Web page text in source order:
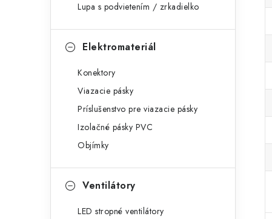
Lupa s podvietením / zrkadielko
Elektromateriál
Konektory
Viazacie pásky
Príslušenstvo pre viazacie pásky
Izolačné pásky PVC
Objímky
Ventilátory
LED stropné ventilátory